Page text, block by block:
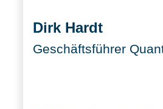
Dirk Hardt
Geschäftsführer